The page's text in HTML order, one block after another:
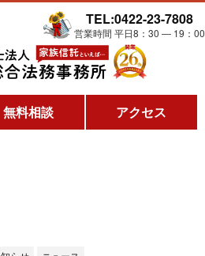
TEL:0422-23-7808
営業時間 平日8：30 ― 19：00
無料相談 アクセス